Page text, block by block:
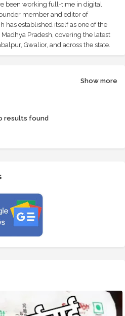
been working full-time in digital
member and editor of
has established itself as one of the
Pradesh, covering the latest
Gwalior, and across the state.
Show more
results found